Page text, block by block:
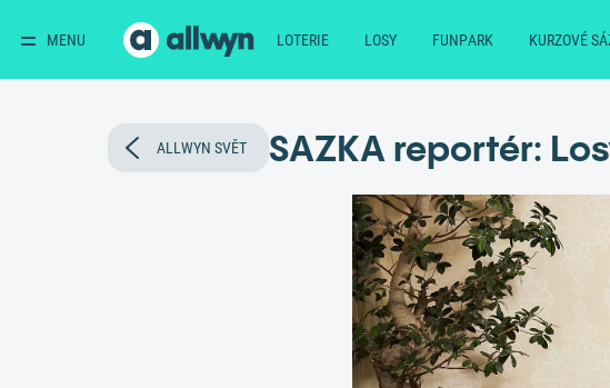
MENU LOTERIE LOSY FUNPARK KURZOVÉ
ALLWYN SVĚT SAZKA reportér: